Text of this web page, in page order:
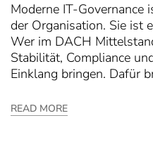
Moderne IT-Governance
der Organisation. Sie ist
Wer im DACH
Stabilität, Compliance
Einklang bringen. Dafür
READ MORE